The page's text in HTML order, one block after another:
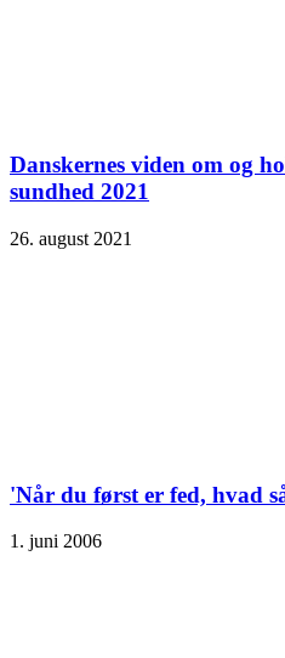
Danskernes viden om og
sundhed 2021
26. august 2021
'Når du først er fed, hvad
1. juni 2006